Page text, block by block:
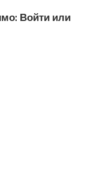
Войти или